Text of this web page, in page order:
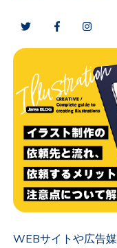
WEBサイトや広告